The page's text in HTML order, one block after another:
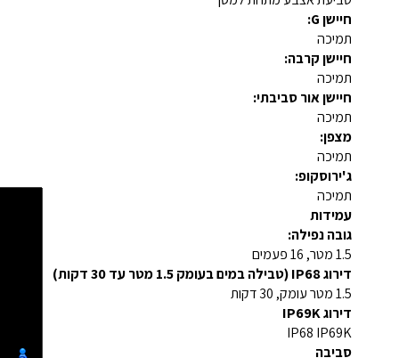
חיישן G:
תמיכה
חיישן קרבה:
תמיכה
חיישן אור סביבתי:
תמיכה
מצפן:
תמיכה
ג'ירוסקופ:
תמיכה
עמידות
גובה נפילה:
1.5 מטר, 16 פעמים
דירוג IP68 (טבילה במים בעומק 1.5 מטר עד 30 דקות)
1.5 מטר עומק, 30 דקות
דירוג IP69K
IP68 IP69K
סביבה